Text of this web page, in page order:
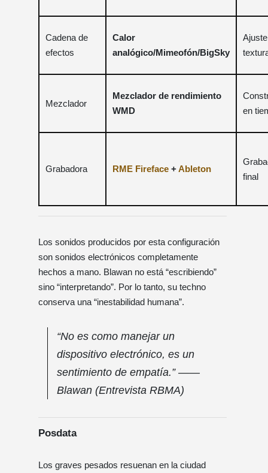
Cadena de
efectos
Calor
analógico/Mimeofón/BigSky
Mezclador
Mezclador de rendimiento
WMD
en
Grabadora RME Fireface +Ableton
final
Los sonidos producidos por esta configuración
son sonidos electrónicos completamente
hechos a mano. Blawan no está “escribiendo”
sino “interpretando”. Por lo tanto, su techno
conserva una “inestabilidad humana”.
“No es como manejar un
dispositivo electrónico, es un
sentimiento de empatía.” ——
Blawan (Entrevista RBMA)
Posdata
Los graves pesados ​​resuenan en la ciudad